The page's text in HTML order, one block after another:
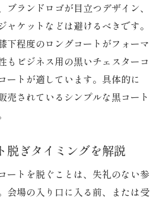
儀で寒さ対策を両立する方法
ートがない時の対処法
がない場合の葬式服装対応
ーコートで代用できるか解説
で葬式参列する際の注意点
立たない防寒着の選び方
ブランドロゴが目立つデザイン、
ャケットなどは避けるべきです。
下程度のロングコートがフォーマ
もビジネス用の黒いチェスターコ
ートが適しています。具体的に
売されているシンプルな黒コート
脱ぎタイミングを解説
ートを脱ぐことは、失礼のない参
会場の入り口に入る前、または受